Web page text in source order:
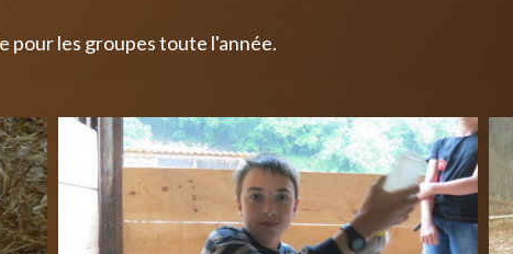
pour les groupes toute l'année.